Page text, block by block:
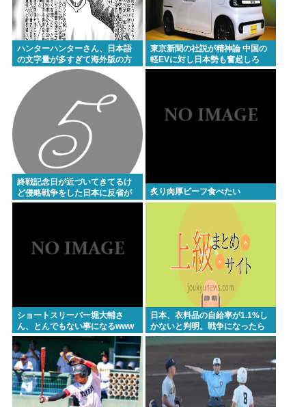
専門家「シンギュラリティは来ない」これマジ？
【三峡ダム】全力放水で下流パニック！世界最大級
ダムの光と影
【悲報】高市さん、被爆者代表を睨み付けてしまい
バチクソ炎上し始めるw w w w w w w w w w
【悲報】イオンのカップヌードル詰め放題（1500
円）、7個しか入らなかったwww
愛知県最強のスーパー、満場一致で決まる
マチアプ女と会ってきたんやが職業詐称して病気も
隠してたんやが
返り咲き！「ミニオンズ」「あの星」「ブルーロッ
ク」もランクイン
【正論】産経「前代未聞の無責任男、石破茂」
Powered by livedoor 相互RSS
ハンターハンターさん、日本語
の文字量が多すぎて海外版の方
がいいんじゃないかと話題に
東京新聞の社説が精神論 中国の
軽EVに対し日本勢も奮起しろ
終戦記念日が近づいてきてるけ
ど侵略戦争をした日本に反省が
無いよなwww
炙り肉厚ビーフ食べたい
ショートスリーパー堀大輔さ
ん、とんでもない事になるwww
日本、衣料品の自給率が1.1%し
かないと判明。戦争になったら
裸で戦う模様www